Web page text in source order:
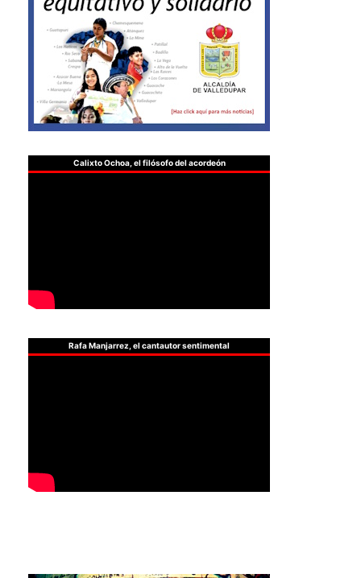
Calixto Ochoa, el filósofo del acordeón
Rafa Manjarrez, el cantautor sentimental